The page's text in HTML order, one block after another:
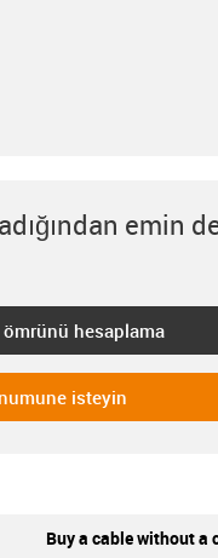
emin
ömrünü hesaplama
isteyin
Buy a cable without a